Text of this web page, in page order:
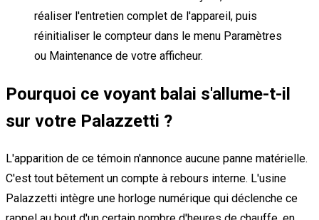
réaliser l'entretien complet de l'appareil, puis
réinitialiser le compteur dans le menu Paramètres
ou Maintenance de votre afficheur.
Pourquoi ce voyant balai s'allume-t-il
sur votre Palazzetti ?
L'apparition de ce témoin n'annonce aucune panne matérielle.
C'est tout bêtement un compte à rebours interne. L'usine
Palazzetti intègre une horloge numérique qui déclenche ce